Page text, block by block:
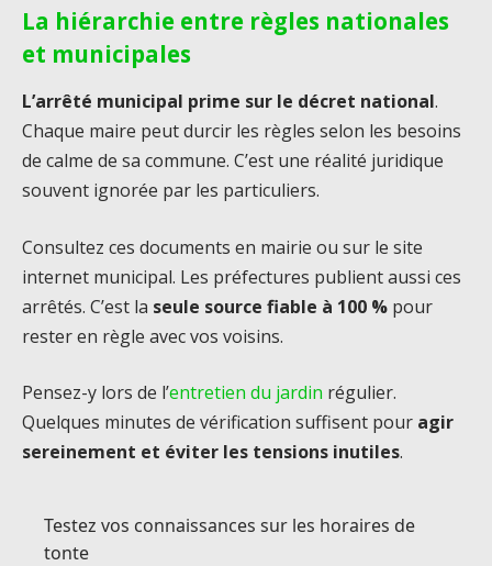
La hiérarchie entre règles nationales
et municipales
L’arrêté municipal prime sur le décret national.
Chaque maire peut durcir les règles selon les besoins
de calme de sa commune. C’est une réalité juridique
souvent ignorée par les particuliers.
Consultez ces documents en mairie ou sur le site
internet municipal. Les préfectures publient aussi ces
arrêtés. C’est la seule source fiable à 100 % pour
rester en règle avec vos voisins.
Pensez-y lors de l’entretien du jardin régulier.
Quelques minutes de vérification suffisent pour agir
sereinement et éviter les tensions inutiles.
Testez vos connaissances sur les horaires de
tonte